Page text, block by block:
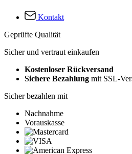
Kontakt
Geprüfte Qualität
Sicher und vertraut einkaufen
Kostenloser Rückversand
Sichere Bezahlung mit SSL-
Sicher bezahlen mit
Nachnahme
Vorauskasse